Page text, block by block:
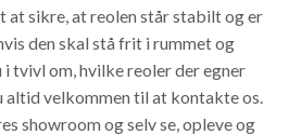
at sikre, at reolen står stabilt og er
den skal stå frit i rummet og
tvivl om, hvilke reoler der egner
altid velkommen til at kontakte os.
showroom og selv se, opleve og